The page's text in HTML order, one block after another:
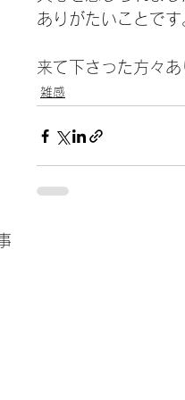
ありがたいことです
来て下さった方々あ
雑感